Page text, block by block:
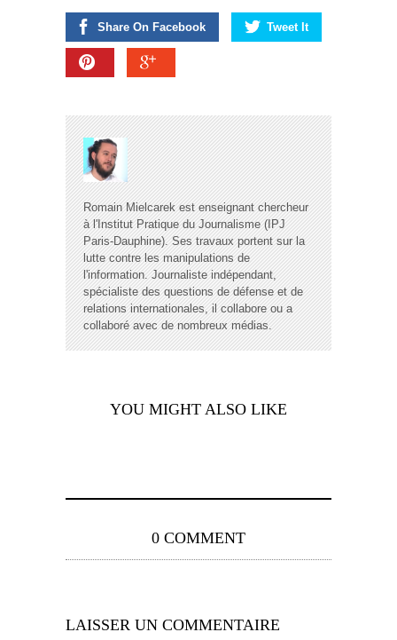
Share On Facebook Tweet It
Romain Mielcarek est enseignant chercheur
à l'Institut Pratique du Journalisme (IPJ
Paris-Dauphine). Ses travaux portent sur la
lutte contre les manipulations de
l'information. Journaliste indépendant,
spécialiste des questions de défense et de
relations internationales, il collabore ou a
collaboré avec de nombreux médias.
YOU MIGHT ALSO LIKE
0 COMMENT
LAISSER UN COMMENTAIRE